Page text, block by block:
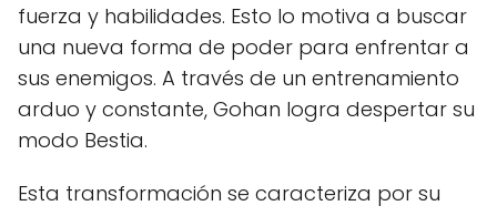
fuerza y habilidades. Esto lo motiva a buscar
una nueva forma de poder para enfrentar a
sus enemigos. A través de un entrenamiento
arduo y constante, Gohan logra despertar su
modo Bestia.
Esta transformación se caracteriza por su